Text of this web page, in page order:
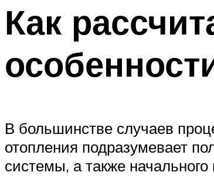
Как
В большинстве случаев
отопления подразумевает
системы, а также